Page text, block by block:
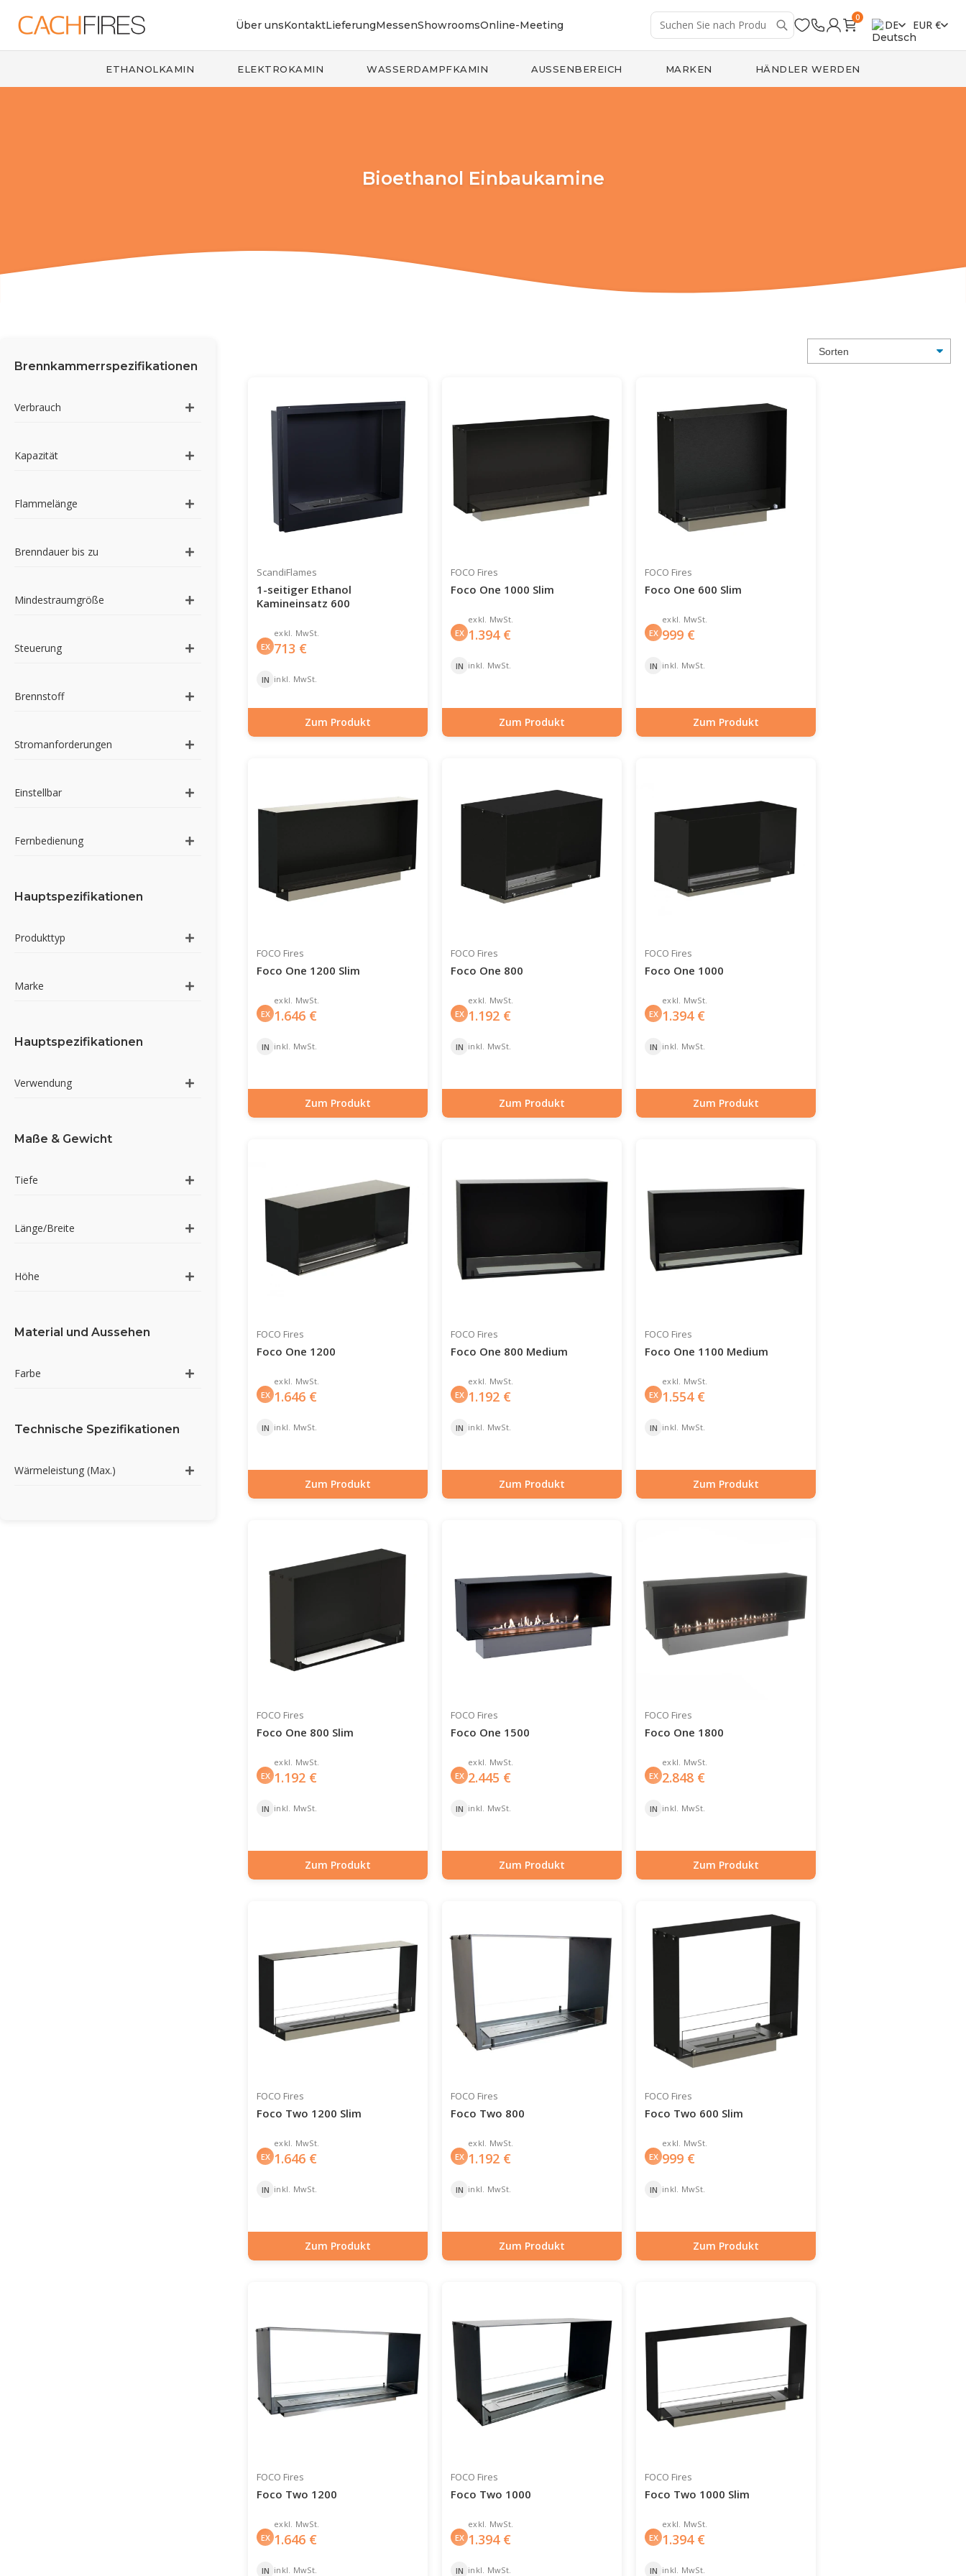
Über unsKontaktLieferungMessenShowroomsOnline-Meeting
0
DE EUR €
ETHANOLKAMIN ELEKTROKAMIN WASSERDAMPFKAMIN AUSSENBEREICH MARKEN HÄNDLER WERDEN
Bioethanol Einbaukamine
Brennkammerrspezifikationen
Verbrauch
Kapazität
Flammelänge
Brenndauer bis zu
Mindestraumgröße
Steuerung
Brennstoff
Stromanforderungen
Einstellbar
Fernbedienung
Hauptspezifikationen
Produkttyp
Marke
Hauptspezifikationen
Verwendung
Maße & Gewicht
Tiefe
Länge/Breite
Höhe
Material und Aussehen
Farbe
Technische Spezifikationen
Wärmeleistung (Max.)
ScandiFlames
1-seitiger Ethanol
Kamineinsatz 600
EX
exkl. MwSt.
713 €
IN inkl. MwSt.
Artikelnummer: BIO-30-029
Zum Produkt
FOCO Fires
Foco One 1000 Slim
EX
exkl. MwSt.
1.394€
IN inkl. MwSt.
Artikelnummer: BIO-30-108
Zum Produkt
FOCO Fires
Foco One 600 Slim
EX
exkl. MwSt.
999 €
IN inkl. MwSt.
Artikelnummer: BIO-30-107
Zum Produkt
FOCO Fires
Foco One 1200 Slim
EX
exkl. MwSt.
1.646 €
IN inkl. MwSt.
Artikelnummer: BIO-30-109
Zum Produkt
FOCO Fires
Foco One 800
EX
exkl. MwSt.
1.192 €
IN inkl. MwSt.
Artikelnummer: BIO-30-128
Zum Produkt
FOCO Fires
Foco One 1000
EX
exkl. MwSt.
1.394€
IN inkl. MwSt.
Artikelnummer: BIO-30-129
Zum Produkt
FOCO Fires
Foco One 1200
EX
exkl. MwSt.
1.646 €
IN inkl. MwSt.
Artikelnummer: BIO-30-130
Zum Produkt
FOCO Fires
Foco One 800 Medium
EX
exkl. MwSt.
1.192 €
IN inkl. MwSt.
Artikelnummer: BIO-30-134
Zum Produkt
FOCO Fires
Foco One 1100 Medium
EX
exkl. MwSt.
1.554€
IN inkl. MwSt.
Artikelnummer: BIO-30-135
Zum Produkt
FOCO Fires
Foco One 800 Slim
EX
exkl. MwSt.
1.192 €
IN inkl. MwSt.
Artikelnummer: BIO-30-146
Zum Produkt
FOCO Fires
Foco One 1500
EX
exkl. MwSt.
2.445 €
IN inkl. MwSt.
Artikelnummer: BIO-30-148
Zum Produkt
FOCO Fires
Foco One 1800
EX
exkl. MwSt.
2.848 €
IN inkl. MwSt.
Artikelnummer: BIO-30-150
Zum Produkt
FOCO Fires
Foco Two 1200 Slim
EX
exkl. MwSt.
1.646 €
IN inkl. MwSt.
Artikelnummer: BIO-30-103
Zum Produkt
FOCO Fires
Foco Two 800
EX
exkl. MwSt.
1.192 €
IN inkl. MwSt.
Artikelnummer: BIO-30-104
Zum Produkt
FOCO Fires
Foco Two 600 Slim
EX
exkl. MwSt.
999 €
IN inkl. MwSt.
Artikelnummer: BIO-30-101
Zum Produkt
FOCO Fires
Foco Two 1200
EX
exkl. MwSt.
1.646 €
IN inkl. MwSt.
FOCO Fires
Foco Two 1000
EX
exkl. MwSt.
1.394€
IN inkl. MwSt.
FOCO Fires
Foco Two 1000 Slim
EX
exkl. MwSt.
1.394€
IN inkl. MwSt.